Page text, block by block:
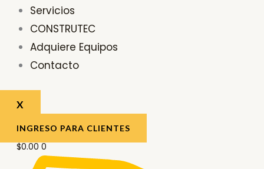
Servicios
CONSTRUTEC
Adquiere Equipos
Contacto
X
INGRESO PARA CLIENTES
$0.00 0